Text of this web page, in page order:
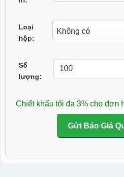
Loại
hộp:
Số
lượng:
Chiết khấu tối đa 3% cho đơn
Gửi Báo Giá